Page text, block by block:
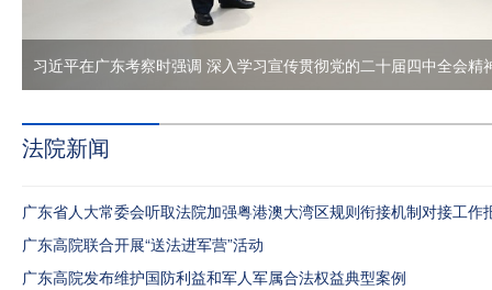
法院新闻
广东省人大常委会听取法院加强粤港澳大湾区规则衔接机制对接工作
广东高院联合开展“送法进军营”活动
广东高院发布维护国防利益和军人军属合法权益典型案例